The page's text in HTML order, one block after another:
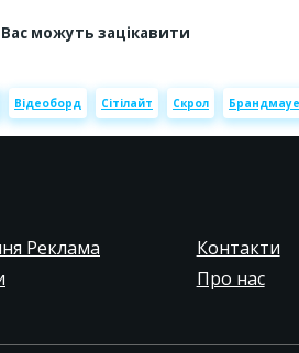
можуть зацікавити
Відеоборд Сітілайт Скрол
Реклама Контакти
Про нас